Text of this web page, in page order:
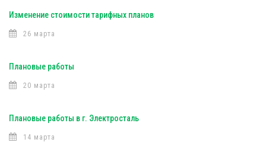
Изменение стоимости тарифных планов
26 марта
Плановые работы
20 марта
Плановые работы в г. Электросталь
14 марта